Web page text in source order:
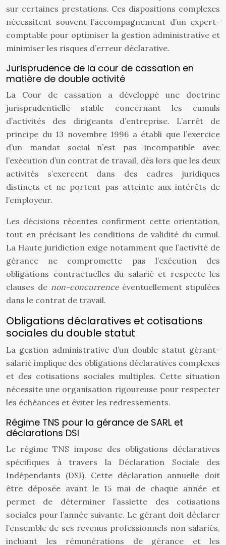
sur certaines prestations. Ces dispositions complexes
nécessitent souvent l’accompagnement d’un expert-
comptable pour optimiser la gestion administrative et
minimiser les risques d’erreur déclarative.
Jurisprudence de la cour de cassation en
matière de double activité
La Cour de cassation a développé une doctrine
jurisprudentielle stable concernant les cumuls
d’activités des dirigeants d’entreprise. L’arrêt de
principe du 13 novembre 1996 a établi que l’exercice
d’un mandat social n’est pas incompatible avec
l’exécution d’un contrat de travail, dès lors que les deux
activités s’exercent dans des cadres juridiques
distincts et ne portent pas atteinte aux intérêts de
l’employeur.
Les décisions récentes confirment cette orientation,
tout en précisant les conditions de validité du cumul.
La Haute juridiction exige notamment que l’activité de
gérance ne compromette pas l’exécution des
obligations contractuelles du salarié et respecte les
clauses de non-concurrence éventuellement stipulées
dans le contrat de travail.
Obligations déclaratives et cotisations
sociales du double statut
La gestion administrative d’un double statut gérant-
salarié implique des obligations déclaratives complexes
et des cotisations sociales multiples. Cette situation
nécessite une organisation rigoureuse pour respecter
les échéances et éviter les redressements.
Régime TNS pour la gérance de SARL et
déclarations DSI
Le régime TNS impose des obligations déclaratives
spécifiques à travers la Déclaration Sociale des
Indépendants (DSI). Cette déclaration annuelle doit
être déposée avant le 15 mai de chaque année et
permet de déterminer l’assiette des cotisations
sociales pour l’année suivante. Le gérant doit déclarer
l’ensemble de ses revenus professionnels non salariés,
incluant les rémunérations de gérance et les